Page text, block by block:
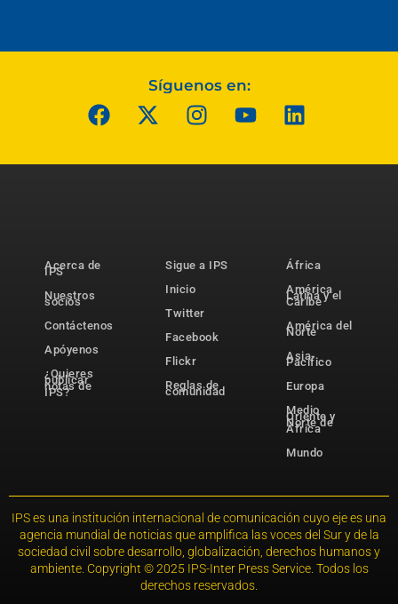
Síguenos en:
Acerca de
IPS
Nuestros
socios
Contáctenos
Apóyenos
¿Quieres
publicar
notas de
IPS?
Sigue a IPS
Inicio
Twitter
Facebook
Flickr
Reglas de
comunidad
África
América
Latina y el
Caribe
América del
Norte
Asia-
Pacífico
Europa
Medio
Oriente y
Norte de
África
Mundo
IPS es una institución internacional de comunicación cuyo eje es una
agencia mundial de noticias que amplifica las voces del Sur y de la
sociedad civil sobre desarrollo, globalización, derechos humanos y
ambiente. Copyright © 2025 IPS-Inter Press Service. Todos los
derechos reservados.